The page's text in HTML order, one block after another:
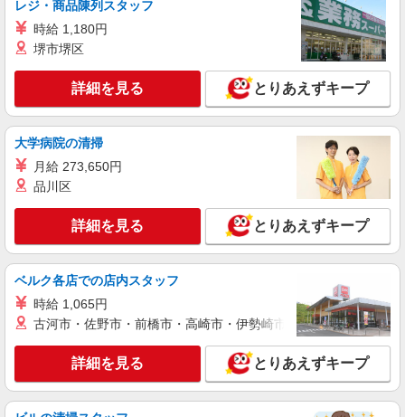
レジ・商品陳列スタッフ
時給 1,180円
堺市堺区
詳細を見る とりあえずキープ
大学病院の清掃
月給 273,650円
品川区
詳細を見る とりあえずキープ
ベルク各店での店内スタッフ
時給 1,065円
古河市・佐野市・前橋市・高崎市・伊勢崎市・太田市・館林市
詳細を見る とりあえずキープ